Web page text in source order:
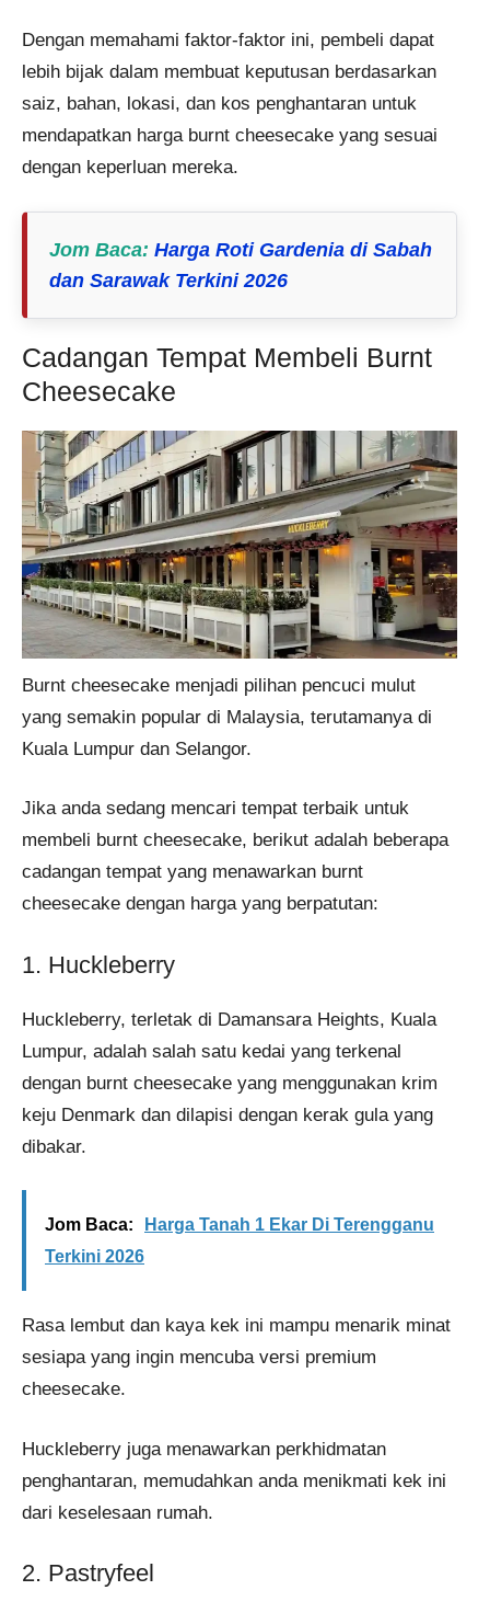
Dengan memahami faktor-faktor ini, pembeli dapat
lebih bijak dalam membuat keputusan berdasarkan
saiz, bahan, lokasi, dan kos penghantaran untuk
mendapatkan harga burnt cheesecake yang sesuai
dengan keperluan mereka.
Jom Baca: Harga Roti Gardenia di Sabah
dan Sarawak Terkini 2026
Cadangan Tempat Membeli Burnt
Cheesecake
Burnt cheesecake menjadi pilihan pencuci mulut
yang semakin popular di Malaysia, terutamanya di
Kuala Lumpur dan Selangor.
Jika anda sedang mencari tempat terbaik untuk
membeli burnt cheesecake, berikut adalah beberapa
cadangan tempat yang menawarkan burnt
cheesecake dengan harga yang berpatutan:
1. Huckleberry
Huckleberry, terletak di Damansara Heights, Kuala
Lumpur, adalah salah satu kedai yang terkenal
dengan burnt cheesecake yang menggunakan krim
keju Denmark dan dilapisi dengan kerak gula yang
dibakar.
Jom Baca:
Harga Tanah 1 Ekar Di Terengganu
Terkini 2026
Rasa lembut dan kaya kek ini mampu menarik minat
sesiapa yang ingin mencuba versi premium
cheesecake.
Huckleberry juga menawarkan perkhidmatan
penghantaran, memudahkan anda menikmati kek ini
dari keselesaan rumah.
2. Pastryfeel